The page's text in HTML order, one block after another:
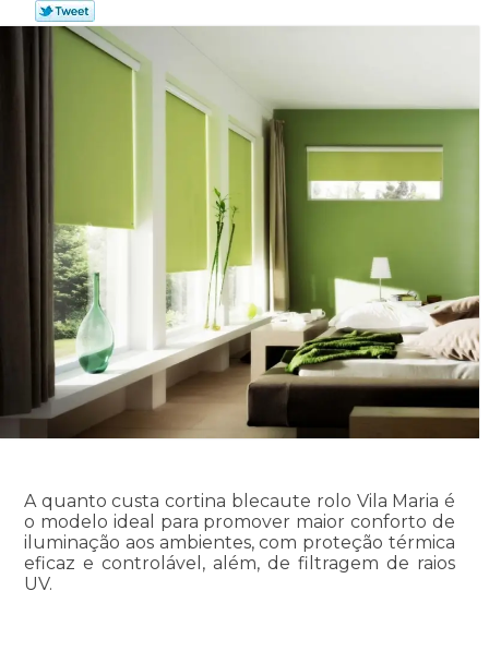
A quanto custa cortina blecaute rolo Vila Maria é
o modelo ideal para promover maior conforto de
iluminação aos ambientes, com proteção térmica
eficaz e controlável, além, de filtragem de raios
UV.